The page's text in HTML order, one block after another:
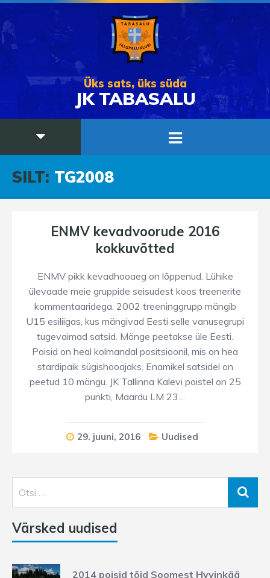
Üks sats, üks süda
JK TABASALU
SILT: TG2008
ENMV kevadvoorude 2016
kokkuvõtted
ENMV pikk kevadhooaeg on lõppenud. Lühike
ülevaade meie gruppide seisudest koos treenerite
kommentaaridega. 2002 treeninggrupp mängib
U15 esiliigas, kus mängivad Eesti selle vanusegrupi
tugevaimad satsid. Mänge peetakse üle Eesti.
Poisid on heal kolmandal positsioonil, mis on hea
stardipaik sügishooajaks. Enamikel satsidel on
peetud 10 mängu. JK Tallinna Kalevi poistel on 25
punkti, Maardu LM 23…
29. juuni, 2016 Uudised
Värsked uudised
2014 poisid tõid Soomest Hyvinkää